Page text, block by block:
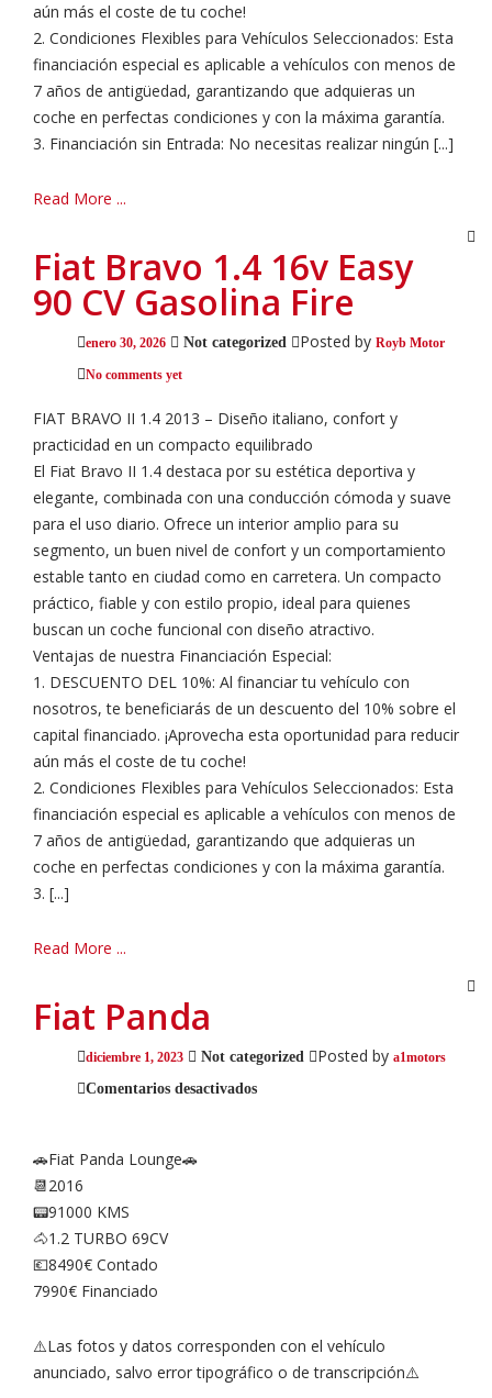
aún más el coste de tu coche!
2. Condiciones Flexibles para Vehículos Seleccionados: Esta
financiación especial es aplicable a vehículos con menos de
7 años de antigüedad, garantizando que adquieras un
coche en perfectas condiciones y con la máxima garantía.
3. Financiación sin Entrada: No necesitas realizar ningún [...]
Read More ...
Fiat Bravo 1.4 16v Easy
90 CV Gasolina Fire
enero 30, 2026 Not categorized Posted by Royb Motor
No comments yet
FIAT BRAVO II 1.4 2013 – Diseño italiano, confort y
practicidad en un compacto equilibrado
El Fiat Bravo II 1.4 destaca por su estética deportiva y
elegante, combinada con una conducción cómoda y suave
para el uso diario. Ofrece un interior amplio para su
segmento, un buen nivel de confort y un comportamiento
estable tanto en ciudad como en carretera. Un compacto
práctico, fiable y con estilo propio, ideal para quienes
buscan un coche funcional con diseño atractivo.
Ventajas de nuestra Financiación Especial:
1. DESCUENTO DEL 10%: Al financiar tu vehículo con
nosotros, te beneficiarás de un descuento del 10% sobre el
capital financiado. ¡Aprovecha esta oportunidad para reducir
aún más el coste de tu coche!
2. Condiciones Flexibles para Vehículos Seleccionados: Esta
financiación especial es aplicable a vehículos con menos de
7 años de antigüedad, garantizando que adquieras un
coche en perfectas condiciones y con la máxima garantía.
3. [...]
Read More ...
Fiat Panda
diciembre 1, 2023 Not categorized Posted by a1motors
Comentarios desactivadosen
🚗Fiat Panda Lounge🚗
📆2016
📟91000 KMS
🐴1.2 TURBO 69CV
💶8490€ Contado
7990€ Financiado
⚠️Las fotos y datos corresponden con el vehículo
anunciado, salvo error tipográfico o de transcripción⚠️